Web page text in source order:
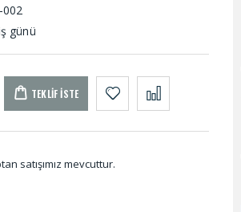
002
günü
TEKLIF İSTE
satışımız mevcuttur.